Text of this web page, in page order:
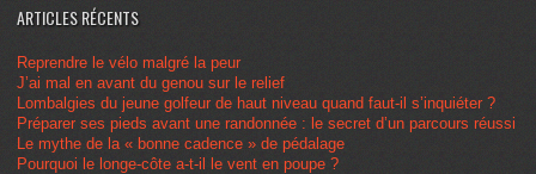
ARTICLES RÉCENTS
Reprendre le vélo malgré la peur
J’ai mal en avant du genou sur le relief
Lombalgies du jeune golfeur de haut niveau quand faut-il s’inquiéter ?
Préparer ses pieds avant une randonnée : le secret d’un parcours réussi
Le mythe de la « bonne cadence » de pédalage
Pourquoi le longe-côte a-t-il le vent en poupe ?